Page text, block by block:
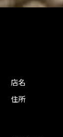
店名
住所